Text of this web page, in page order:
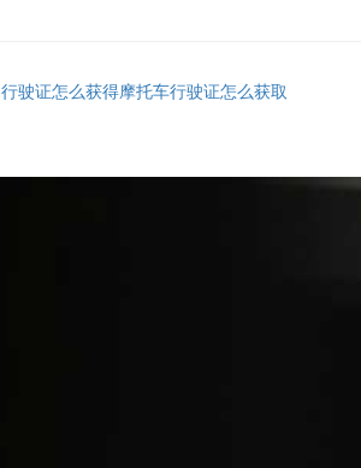
行驶证怎么获得摩托车行驶证怎么获取